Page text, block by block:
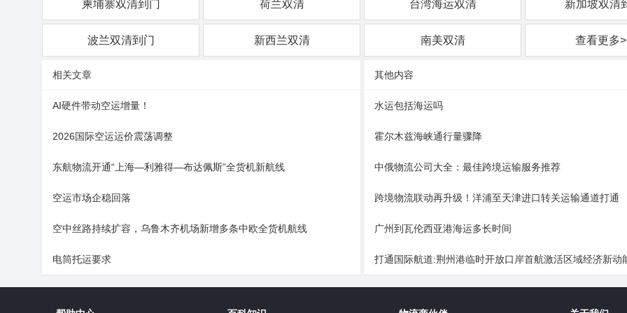
柬埔寨双清到门 荷兰双清 台湾海运双清 新加坡双清
波兰双清到门 新西兰双清 南美双清 查看更多
相关文章
AI硬件带动空运增量！
2026国际空运运价震荡调整
东航物流开通“上海—利雅得—布达佩斯”全货机新航线
空运市场企稳回落
空中丝路持续扩容，乌鲁木齐机场新增多条中欧全货机航线
电筒托运要求
其他内容
水运包括海运吗
霍尔木兹海峡通行量骤降
中俄物流公司大全：最佳跨境运输服务推荐
跨境物流联动再升级！洋浦至天津进口转关运输通道打通
广州到瓦伦西亚港海运多长时间
打通国际航道:荆州港临时开放口岸首航激活区域经济新动